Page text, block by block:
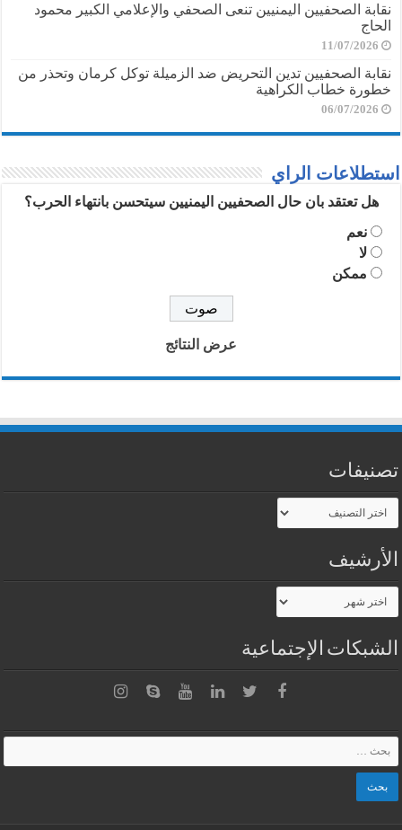
نقابة الصحفيين اليمنيين تنعى الصحفي والإعلامي الكبير محمود
الحاج
11/07/2026
نقابة الصحفيين تدين التحريض ضد الزميلة توكل كرمان وتحذر من
خطورة خطاب الكراهية
06/07/2026
استطلاعات الراي
هل تعتقد بان حال الصحفيين اليمنيين سيتحسن بانتهاء الحرب؟
نعم
لا
ممكن
عرض النتائج
تصنيفات
تصنيفات
الأرشيف
الأرشيف
الشبكات الإجتماعية